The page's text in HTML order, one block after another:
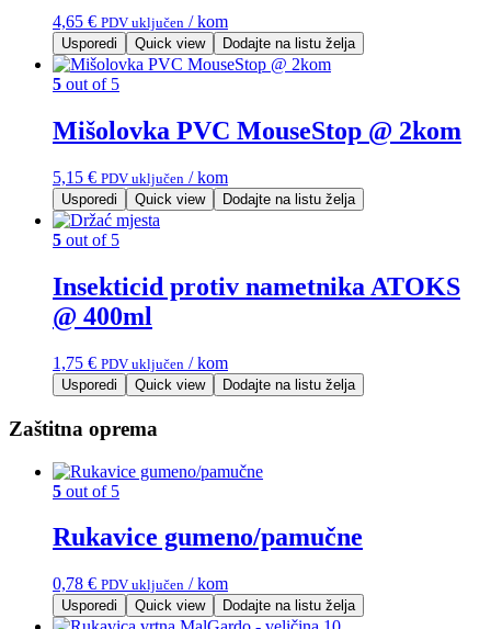
4,65 € PDV uključen / kom
Usporedi Quick view Dodajte na listu želja
5 out of 5
Mišolovka PVC MouseStop @ 2kom
5,15 € PDV uključen / kom
Usporedi Quick view Dodajte na listu želja
5 out of 5
Insekticid protiv nametnika ATOKS
@ 400ml
1,75 € PDV uključen / kom
Usporedi Quick view Dodajte na listu želja
Zaštitna oprema
5 out of 5
Rukavice gumeno/pamučne
0,78 € PDV uključen / kom
Usporedi Quick view Dodajte na listu želja